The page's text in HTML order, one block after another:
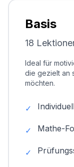
Basis
18
Ideal für
die gezielt an
möchten.
✓
✓ Mathe-
✓